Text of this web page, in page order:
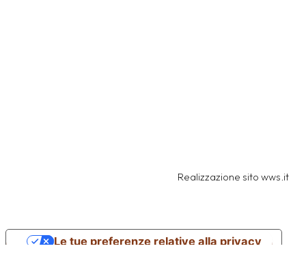
Realizzazione sito wws.it
Le tue preferenze relative alla privacy